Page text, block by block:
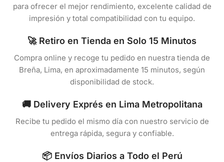
para ofrecer el mejor rendimiento, excelente calidad de
impresión y total compatibilidad con tu equipo.
🚀 Retiro en Tienda en Solo 15 Minutos
Compra online y recoge tu pedido en nuestra tienda de
Breña, Lima, en aproximadamente 15 minutos, según
disponibilidad de stock.
🚚 Delivery Exprés en Lima Metropolitana
Recibe tu pedido el mismo día con nuestro servicio de
entrega rápida, segura y confiable.
📦 Envíos Diarios a Todo el Perú